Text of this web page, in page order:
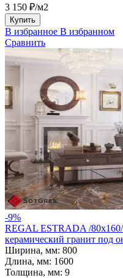
3 150 ₽/м2
Купить
В избранное В избранном
Сравнить
-9%
REGAL ESTRADA /
керамический гранит под
Ширина, мм: 800
Длина, мм: 1600
Толщина, мм: 9